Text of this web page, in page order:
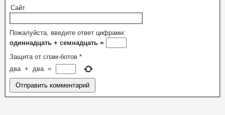
Сайт
Пожалуйста, введите ответ цифрами:
одиннадцать + семнадцать =
Защита от спам-ботов *
два + два =